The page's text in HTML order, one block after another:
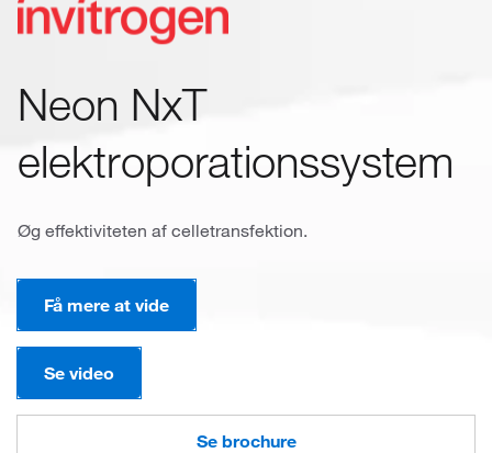
Neon NxT
elektroporationssystem
Øg effektiviteten af celletransfektion.
Få mere at vide
Se video
Se brochure